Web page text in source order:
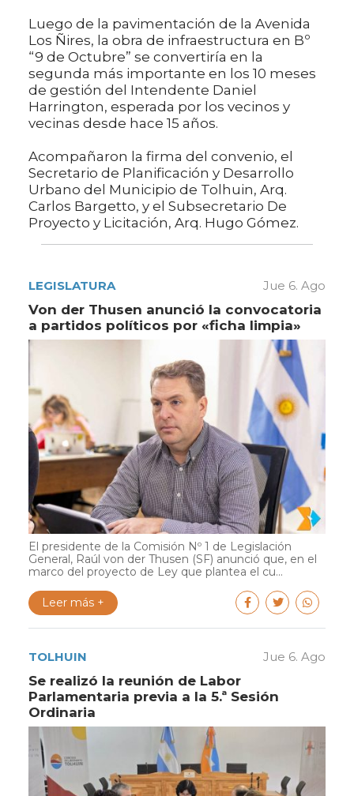
Luego de la pavimentación de la Avenida
Los Ñires, la obra de infraestructura en Bº
“9 de Octubre” se convertiría en la
segunda más importante en los 10 meses
de gestión del Intendente Daniel
Harrington, esperada por los vecinos y
vecinas desde hace 15 años.
Acompañaron la firma del convenio, el
Secretario de Planificación y Desarrollo
Urbano del Municipio de Tolhuin, Arq.
Carlos Bargetto, y el Subsecretario De
Proyecto y Licitación, Arq. Hugo Gómez.
LEGISLATURA Jue 6. Ago
Von der Thusen anunció la convocatoria
a partidos políticos por «ficha limpia»
El presidente de la Comisión Nº 1 de Legislación
General, Raúl von der Thusen (SF) anunció que, en el
marco del proyecto de Ley que plantea el cu...
Leer más +
TOLHUIN Jue 6. Ago
Se realizó la reunión de Labor
Parlamentaria previa a la 5.ª Sesión
Ordinaria